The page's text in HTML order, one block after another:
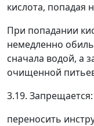
кислота, попадая
При попадании
немедленно
сначала водой, а
очищенной
3.19. Запрещается:
переносить